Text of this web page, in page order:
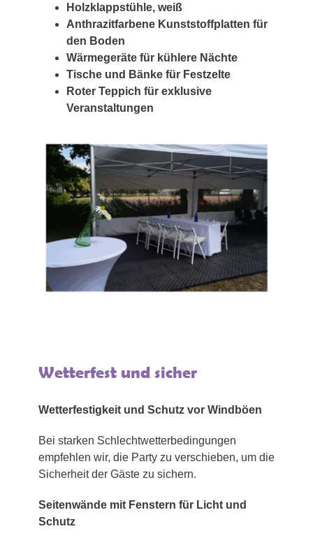
Holzklappstühle, weiß
Anthrazitfarbene Kunststoffplatten für
den Boden
Wärmegeräte für kühlere Nächte
Tische und Bänke für Festzelte
Roter Teppich für exklusive
Veranstaltungen
Wetterfest und sicher
Wetterfestigkeit und Schutz vor Windböen
Bei starken Schlechtwetterbedingungen
empfehlen wir, die Party zu verschieben, um die
Sicherheit der Gäste zu sichern.
Seitenwände mit Fenstern für Licht und
Schutz